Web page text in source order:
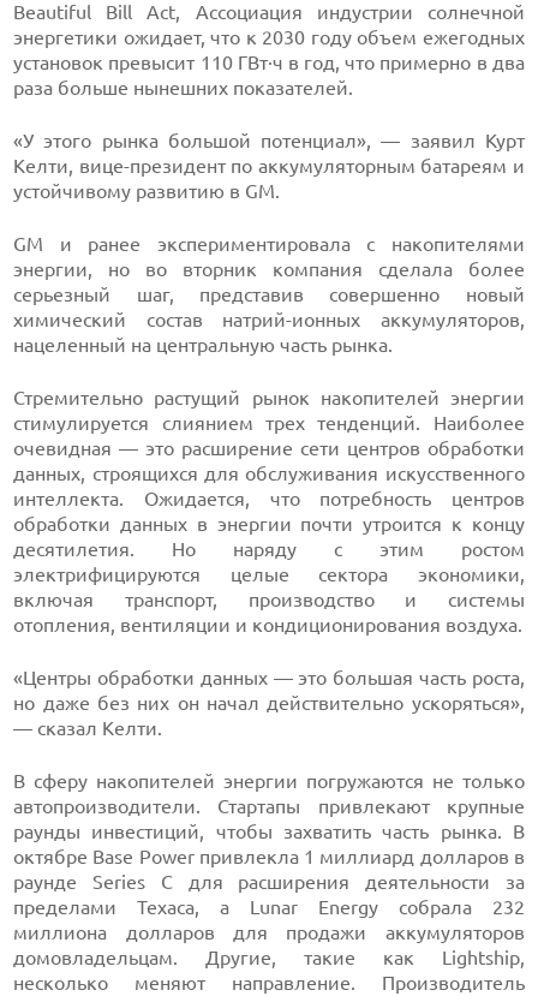
Beautiful Bill Act, Ассоциация индустрии солнечной
энергетики ожидает, что к 2030 году объем ежегодных
установок превысит 110 ГВт·ч в год, что примерно в два
раза больше нынешних показателей.
«У этого рынка большой потенциал», — заявил Курт
Келти, вице-президент по аккумуляторным батареям и
устойчивому развитию в GM.
GM и ранее экспериментировала с накопителями
энергии, но во вторник компания сделала более
серьезный шаг, представив совершенно новый
химический состав натрий-ионных аккумуляторов,
нацеленный на центральную часть рынка.
Стремительно растущий рынок накопителей энергии
стимулируется слиянием трех тенденций. Наиболее
очевидная — это расширение сети центров обработки
данных, строящихся для обслуживания искусственного
интеллекта. Ожидается, что потребность центров
обработки данных в энергии почти утроится к концу
десятилетия. Но наряду с этим ростом
электрифицируются целые сектора экономики,
включая транспорт, производство и системы
отопления, вентиляции и кондиционирования воздуха.
«Центры обработки данных — это большая часть роста,
но даже без них он начал действительно ускоряться»,
— сказал Келти.
В сферу накопителей энергии погружаются не только
автопроизводители. Стартапы привлекают крупные
раунды инвестиций, чтобы захватить часть рынка. В
октябре Base Power привлекла 1 миллиард долларов в
раунде Series C для расширения деятельности за
пределами Техаса, а Lunar Energy собрала 232
миллиона долларов для продажи аккумуляторов
домовладельцам. Другие, такие как Lightship,
несколько меняют направление. Производитель